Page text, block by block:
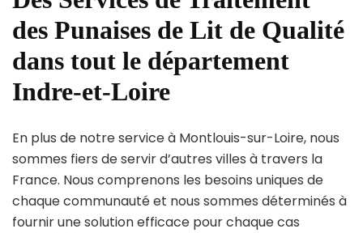
des Punaises de Lit de Qualité
dans tout le département
Indre-et-Loire
En plus de notre service à Montlouis-sur-Loire, nous
sommes fiers de servir d’autres villes à travers la
France. Nous comprenons les besoins uniques de
chaque communauté et nous sommes déterminés à
fournir une solution efficace pour chaque cas